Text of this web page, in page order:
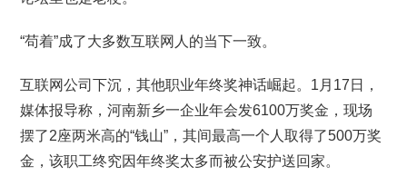
“苟着”成了大多数互联网人的当下一致。
互联网公司下沉，其他职业年终奖神话崛起。1月17日，
媒体报导称，河南新乡一企业年会发6100万奖金，现场
摆了2座两米高的“钱山”，其间最高一个人取得了500万奖
金，该职工终究因年终奖太多而被公安护送回家。